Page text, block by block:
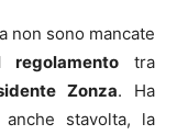
non sono mancate
regolamento tra
Zonza. Ha
stavolta, la